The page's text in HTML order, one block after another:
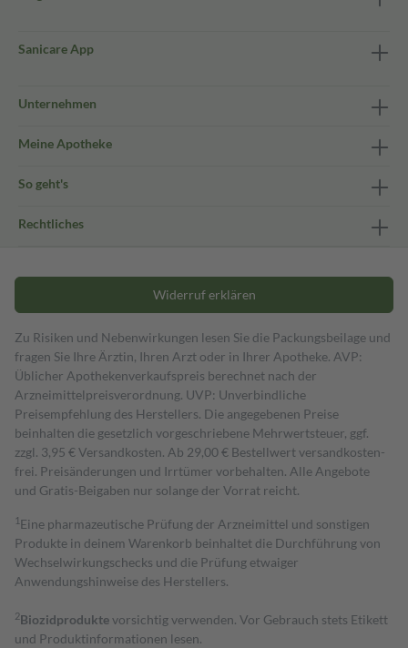
Sanicare App
Unternehmen
Meine Apotheke
So geht's
Rechtliches
Widerruf erklären
Zu Risiken und Nebenwirkungen lesen Sie die Packungsbeilage und
fragen Sie Ihre Ärztin, Ihren Arzt oder in Ihrer Apotheke. AVP:
Üblicher Apothekenverkaufspreis berechnet nach der
Arzneimittelpreisverordnung. UVP: Unverbindliche
Preisempfehlung des Herstellers. Die angegebenen Preise
beinhalten die gesetzlich vorgeschriebene Mehrwertsteuer, ggf.
zzgl. 3,95 € Versandkosten. Ab 29,00 € Bestell­wert versand­kosten­
frei. Preisänderungen und Irrtümer vorbehalten. Alle Angebote
und Gratis-Beigaben nur solange der Vorrat reicht.
1 Eine pharmazeutische Prüfung der Arzneimittel und sonstigen
Produkte in deinem Warenkorb beinhaltet die Durchführung von
Wechselwirkungschecks und die Prüfung etwaiger
Anwendungshinweise des Herstellers.
2Biozidproduktevorsichtig verwenden. Vor Gebrauch stets Etikett
und Produktinformationen lesen.